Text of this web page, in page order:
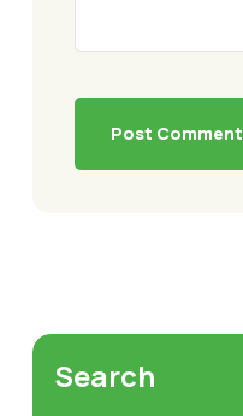
Post Comment
Search